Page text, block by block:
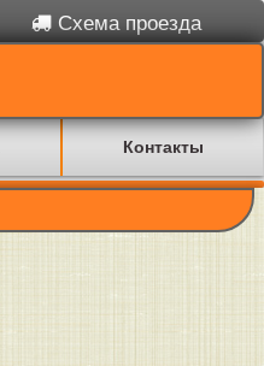
Схема проезда
Контакты